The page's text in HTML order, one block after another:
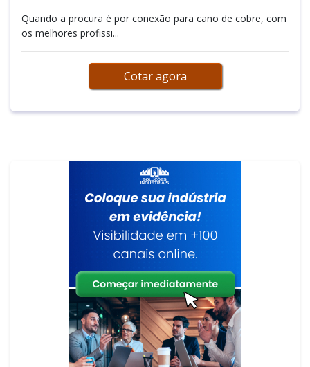
Quando a procura é por conexão para cano de cobre, com
os melhores profissi...
Cotar agora